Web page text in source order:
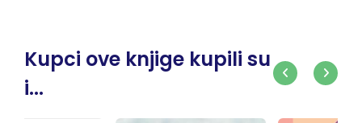
Kupci ove knjige kupili su
i...